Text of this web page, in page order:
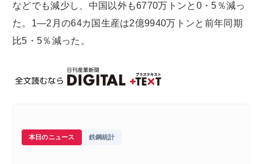
などでも減少し、中国以外も6770万トンと0・5％減っ
た。1―2月の64カ国生産は2億9940万トンと前年同期
比5・5％減った。
本日のニュース 鉄鋼統計